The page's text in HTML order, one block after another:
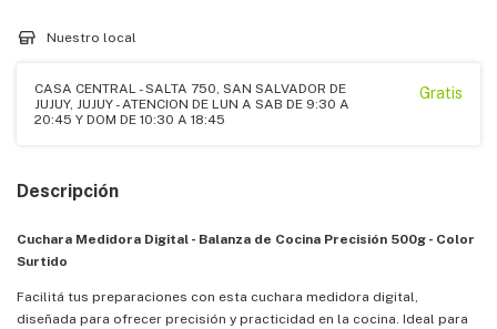
Nuestro local
CASA CENTRAL - SALTA 750, SAN SALVADOR DE
JUJUY, JUJUY - ATENCION DE LUN A SAB DE 9:30 A
20:45 Y DOM DE 10:30 A 18:45
Gratis
Descripción
Cuchara Medidora Digital - Balanza de Cocina Precisión 500g - Color
Surtido
Facilitá tus preparaciones con esta cuchara medidora digital,
diseñada para ofrecer precisión y practicidad en la cocina. Ideal para